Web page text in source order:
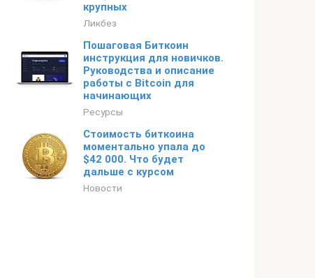
крупных
Ликбез
Пошаговая Биткоин
инструкция для новичков.
Руководства и описание
работы с Bitcoin для
начинающих
Ресурсы
Стоимость биткоина
моментально упала до
$42 000. Что будет
дальше с курсом
Новости